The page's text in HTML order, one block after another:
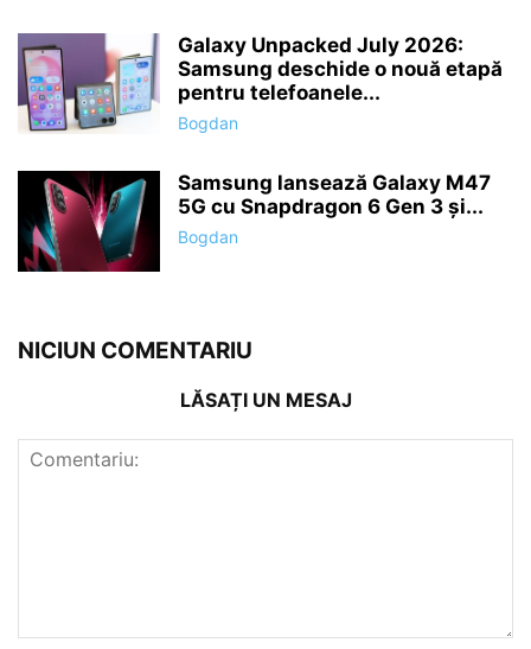
Galaxy Unpacked July 2026:
Samsung deschide o nouă etapă
pentru telefoanele...
Bogdan
Samsung lansează Galaxy M47
5G cu Snapdragon 6 Gen 3 și...
Bogdan
NICIUN COMENTARIU
LĂSAȚI UN MESAJ